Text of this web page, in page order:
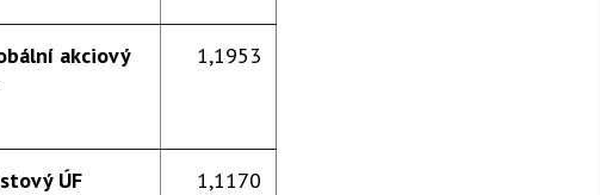
akciový
1,1953
ÚF 1,1170